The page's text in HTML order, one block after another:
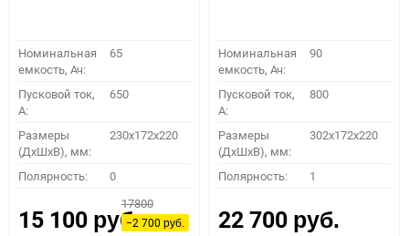
Номинальная
емкость, Ач:
65
Пусковой ток,
A:
650
Размеры
(ДхШхВ), мм:
230x172x220
Полярность: 0
15 100 руб.
17800
−2 700руб.
Номинальная
емкость, Ач:
90
Пусковой ток,
A:
800
Размеры
(ДхШхВ), мм:
302x172x220
Полярность: 1
22 700 руб.